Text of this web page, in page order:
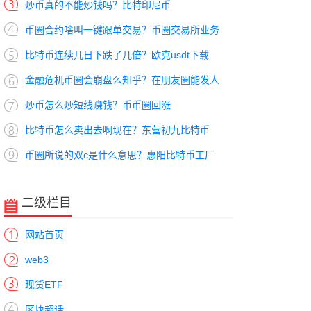
炒币真的不能炒钱吗？比特印尼币
币圈合约啥叫一键跟单交易？币圈交易所业务
比特币连续几日下跌了几倍？欧克usdt下载
金融危机币圈会崩盘么知乎？在朋友圈能发人
炒币怎么炒短线赚钱？币币圈回涨
比特币怎么卖出去啊现在？东营初九比特币
币圈所说的双c是什么意思？惠阳比特币工厂
二级栏目
网站首页
web3
现货ETF